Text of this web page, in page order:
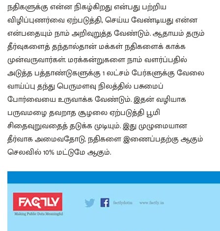
நதிகளுக்கு என்ன நிகழ்கிறது என்பது பற்றிய
விழிப்புணர்வை ஏற்படுத்தி, செய்ய வேண்டியது என்ன
என்பதையும் நாம் அறிவுறுத்த வேண்டும். ஆதாயம் தரும்
தீர்வுகளைத் தந்தால்தான் மக்கள் நதிகளைக் காக்க
முன்வருவார்கள். மரக்கன்றுகளை நாம் வளர்ப்பதில்
அடுத்த பத்தாண்டுகளுக்கு 1 லட்சம் பேர்களுக்கு வேலை
வாய்ப்பு தந்து பெருமளவு நிலத்தில் பசுமைப்
போர்வையை உருவாக்க வேண்டும். இதன் வழியாக
பருவமழை தவறாத சூழலை ஏற்படுத்தி பூமி
சிதைவுறுவதைத் தடுக்க முடியும். இது முழுமையான
தீர்வாக அமைவதோடு, நதிகளை இணைப்பதற்கு ஆகும்
செலவில் 10% மட்டுமே ஆகும்.